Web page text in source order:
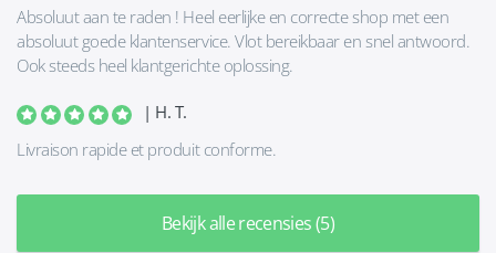
Absoluut aan te raden ! Heel eerlijke en correcte shop met een
absoluut goede klantenservice. Vlot bereikbaar en snel antwoord.
Ook steeds heel klantgerichte oplossing.
| H. T.
Livraison rapide et produit conforme.
Bekijk alle recensies (5)